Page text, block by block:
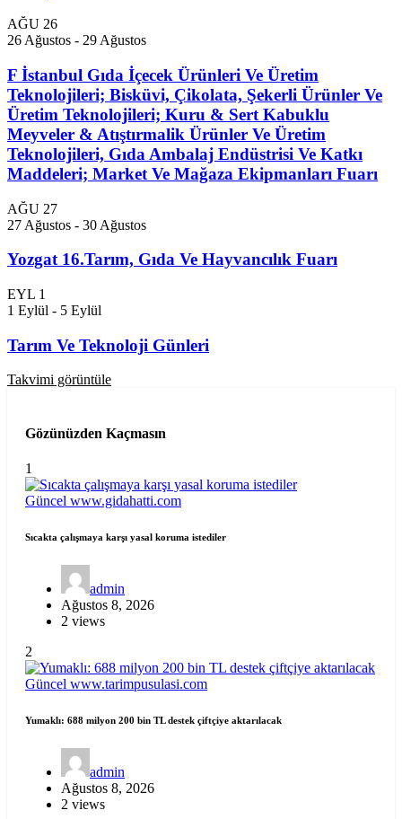
AĞU 26
26 Ağustos - 29 Ağustos
F İstanbul Gıda İçecek Ürünleri Ve Üretim
Teknolojileri; Bisküvi, Çikolata, Şekerli Ürünler Ve
Üretim Teknolojileri; Kuru & Sert Kabuklu
Meyveler & Atıştırmalik Ürünler Ve Üretim
Teknolojileri, Gıda Ambalaj Endüstrisi Ve Katkı
Maddeleri; Market Ve Mağaza Ekipmanları Fuarı
AĞU 27
27 Ağustos - 30 Ağustos
Yozgat 16.Tarım, Gıda Ve Hayvancılık Fuarı
EYL 1
1 Eylül - 5 Eylül
Tarım Ve Teknoloji Günleri
Takvimi görüntüle
Gözünüzden Kaçmasın
1
Güncel www.gidahatti.com
Sıcakta çalışmaya karşı yasal koruma istediler
admin
Ağustos 8, 2026
2 views
2
Güncel www.tarimpusulasi.com
Yumaklı: 688 milyon 200 bin TL destek çiftçiye aktarılacak
admin
Ağustos 8, 2026
2 views